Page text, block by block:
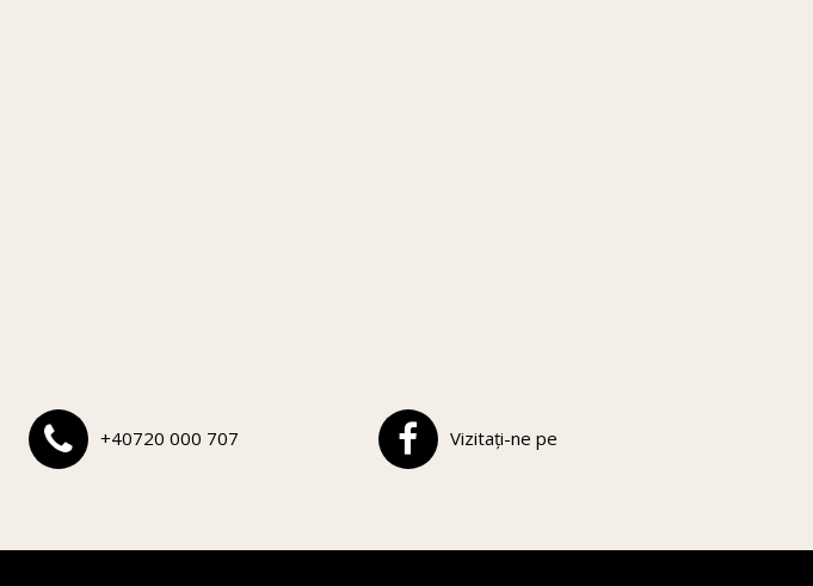
+40720 000 707 Vizitați-ne pe